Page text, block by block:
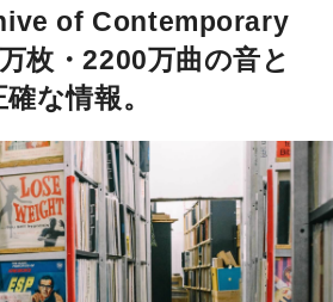
レコード針
of Contemporary
枚・2200万曲の音と
確な情報。